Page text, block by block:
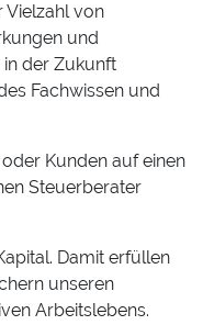
Vielzahl von
und
der Zukunft
Fachwissen und
Kunden auf einen
Steuerberater
Damit erfüllen
unseren
Arbeitslebens.